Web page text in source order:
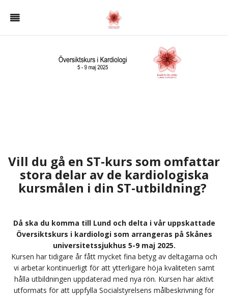
Vill du gå en ST-kurs som omfattar
stora delar av de kardiologiska
kursmålen i din ST-utbildning?
Då ska du komma till Lund och delta i vår uppskattade
Översiktskurs i kardiologi som arrangeras på Skånes
universitetssjukhus 5-9 maj 2025.
Kursen har tidigare år fått mycket fina betyg av deltagarna och
vi arbetar kontinuerligt för att ytterligare höja kvaliteten samt
hålla utbildningen uppdaterad med nya rön. Kursen har aktivt
utformats för att uppfylla Socialstyrelsens målbeskrivning för